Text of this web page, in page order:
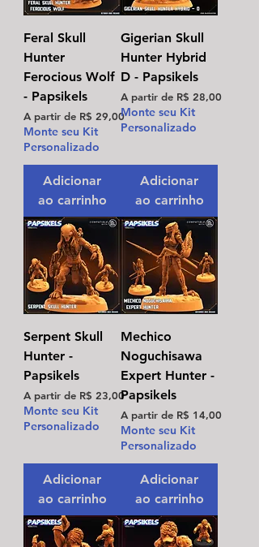
Feral Skull
Hunter
Ferocious Wolf
- Papsikels
A partir de R$ 29,00
Preço promocional
Monte seu Kit
Personalizado
Adicionar
ao carrinho
Gigerian Skull
Hunter Hybrid
D - Papsikels
A partir de R$ 28,00
Preço promocional
Monte seu Kit
Personalizado
Adicionar
ao carrinho
Serpent Skull
Hunter -
Papsikels
A partir de R$ 23,00
Preço promocional
Monte seu Kit
Personalizado
Adicionar
ao carrinho
Mechico
Noguchisawa
Expert Hunter -
Papsikels
A partir de R$ 14,00
Preço promocional
Monte seu Kit
Personalizado
Adicionar
ao carrinho